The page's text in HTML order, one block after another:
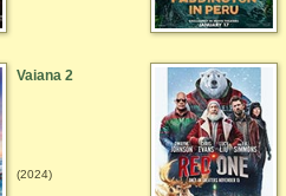
Vaiana 2
(2024)